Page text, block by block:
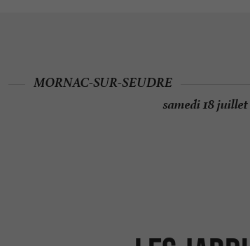
MORNAC-SUR-SEUDRE
samedi 18